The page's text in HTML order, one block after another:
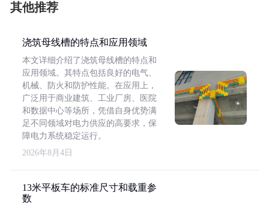
其他推荐
浇筑母线槽的特点和应用领域
本文详细介绍了浇筑母线槽的特点和
应用领域。其特点包括良好的电气、
机械、防火和防护性能。在应用上，
广泛用于商业建筑、工业厂房、医院
和数据中心等场所，凭借自身优势满
足不同领域对电力供应的高要求，保
障电力系统稳定运行。
2026年8月4日
13米平板车的标准尺寸和载重参
数